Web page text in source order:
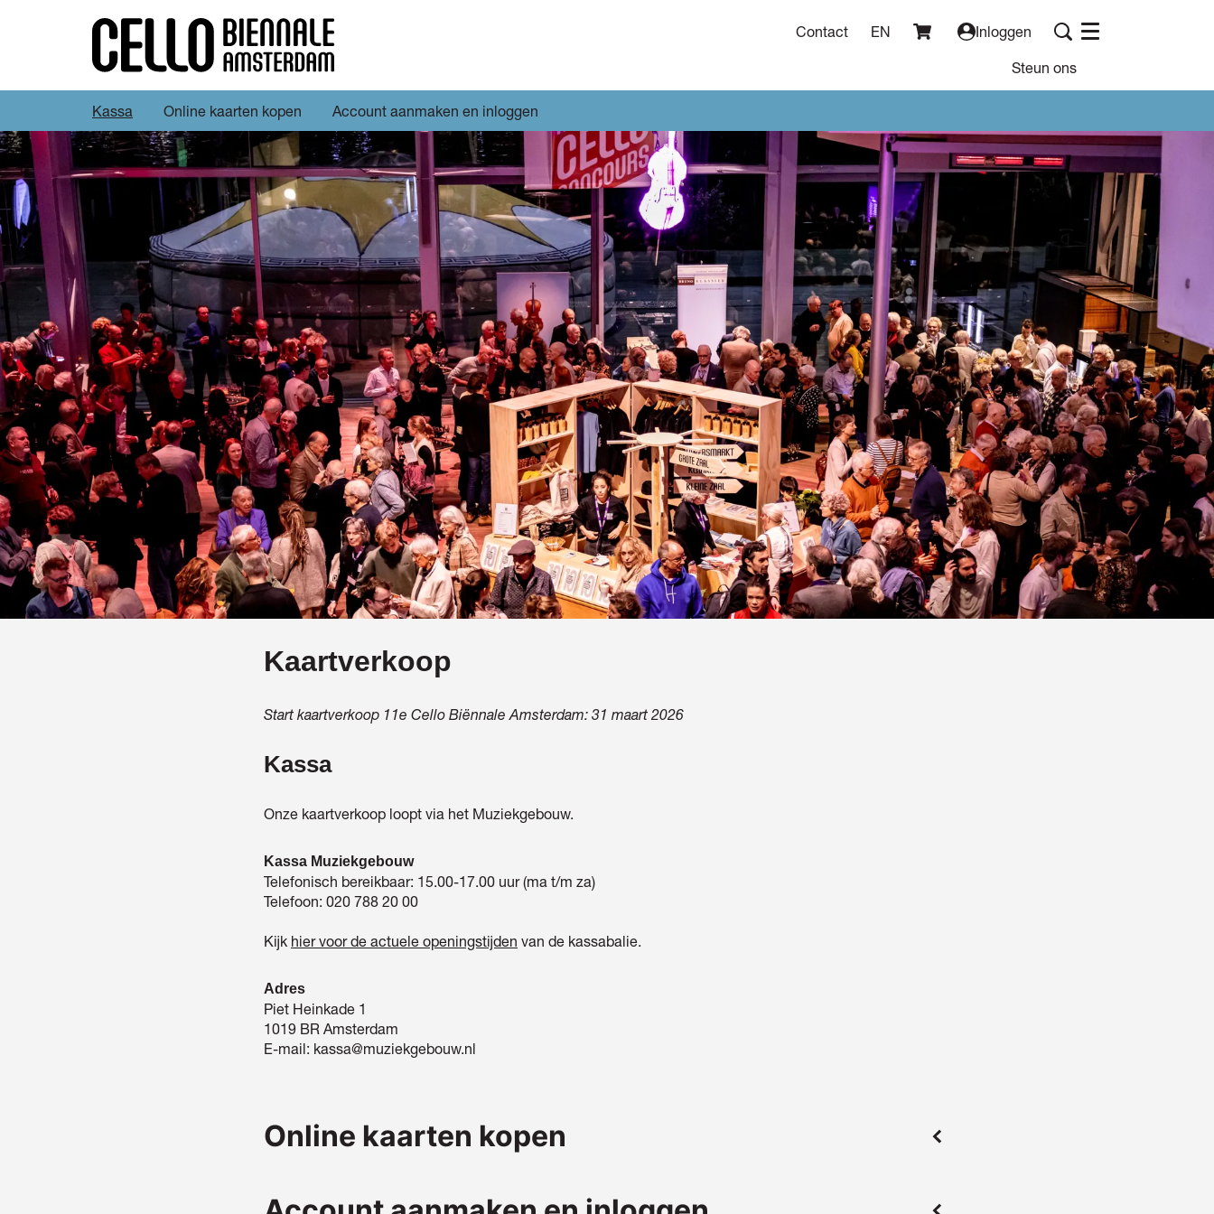
Contact EN Inloggen
Steun ons
Menu
Kassa Online kaarten kopen Account aanmaken en inloggen
Kaartverkoop
Start kaartverkoop 11e Cello Biënnale Amsterdam: 31 maart 2026
Kassa
Onze kaartverkoop loopt via het Muziekgebouw.
Kassa Muziekgebouw
Telefonisch bereikbaar: 15.00-17.00 uur (ma t/m za)
Telefoon: 020 788 20 00
Kijk hier voor de actuele openingstijden van de kassabalie.
Adres
Piet Heinkade 1
1019 BR Amsterdam
E-mail: kassa@muziekgebouw.nl
Online kaarten kopen